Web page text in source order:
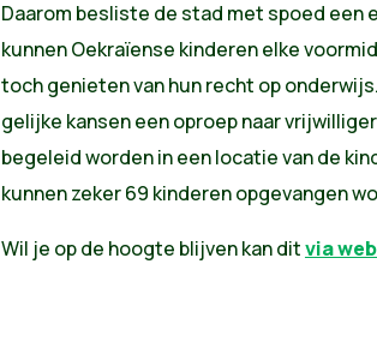
Daarom besliste de stad met spoed een
kunnen Oekraïense kinderen elke
toch genieten van hun recht op
gelijke kansen een oproep naar
begeleid worden in een locatie van de
kunnen zeker 69 kinderen opgevangen
Wil je op de hoogte blijven kan ditvia